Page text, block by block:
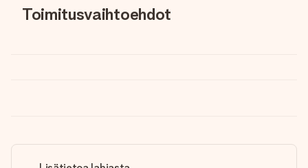
Toimitusvaihtoehdot